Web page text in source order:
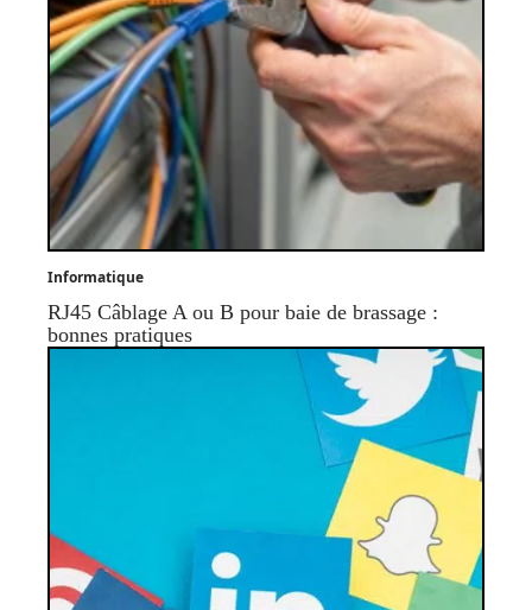
Informatique
RJ45 Câblage A ou B pour baie de brassage :
bonnes pratiques